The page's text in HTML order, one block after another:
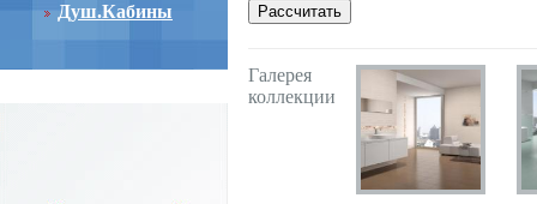
Душ.Кабины
Галерея
коллекции